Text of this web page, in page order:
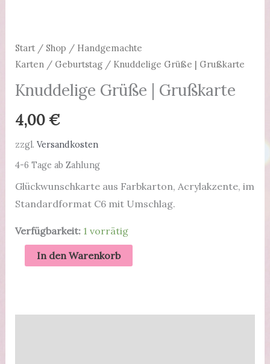
Start/ Shop / Handgemachte
Karten / Geburtstag/ Knuddelige Grüße | Grußkarte
Knuddelige Grüße | Grußkarte
4,00€
zzgl. Versandkosten
4-6 Tage ab Zahlung
Glückwunschkarte aus Farbkarton, Acrylakzente, im
Standardformat C6 mit Umschlag.
Verfügbarkeit: 1 vorrätig
Knuddelige
Grüße
In den Warenkorb